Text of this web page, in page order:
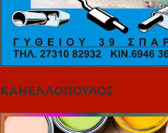
ΚΑΝΕΛΛΟΠΟΥΛΟΣ